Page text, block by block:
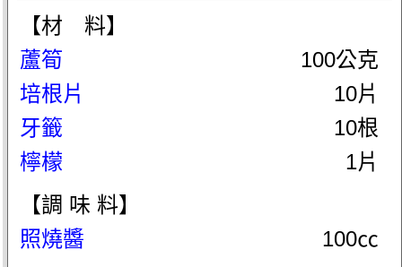
【材 料】
蘆筍
100公克
培根片
10片
牙籤
10根
檸檬
1片
【調 味 料】
照燒醬
100㏄